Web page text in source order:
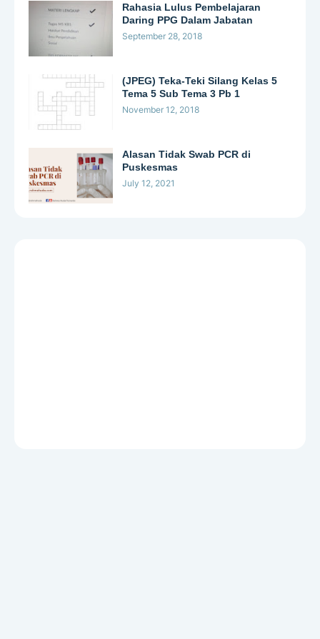
Rahasia Lulus Pembelajaran
Daring PPG Dalam Jabatan
September 28, 2018
(JPEG) Teka-Teki Silang Kelas 5
Tema 5 Sub Tema 3 Pb 1
November 12, 2018
Alasan Tidak Swab PCR di
Puskesmas
July 12, 2021